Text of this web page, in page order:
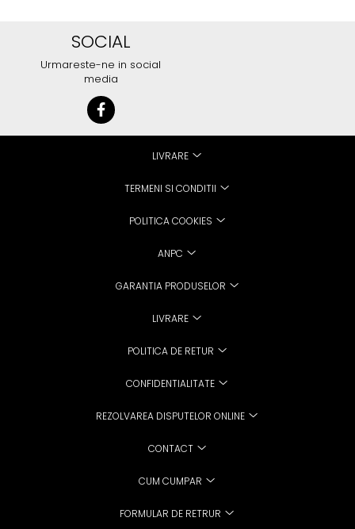
SOCIAL
Urmareste-ne in social
media
LIVRARE
TERMENI SI CONDITII
POLITICA COOKIES
ANPC
GARANTIA PRODUSELOR
LIVRARE
POLITICA DE RETUR
CONFIDENTIALITATE
REZOLVAREA DISPUTELOR ONLINE
CONTACT
CUM CUMPAR
FORMULAR DE RETRUR